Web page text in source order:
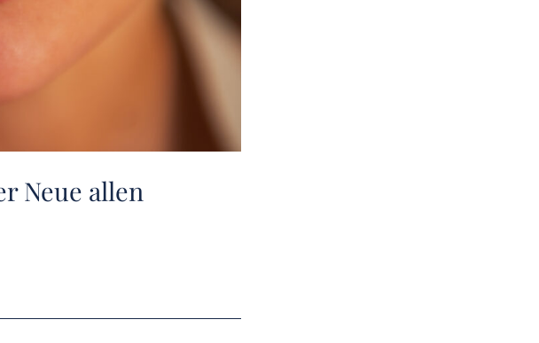
Neue allen